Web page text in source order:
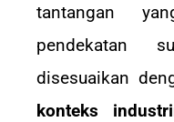
tantangan
pendekatan
disesuaikan
konteks